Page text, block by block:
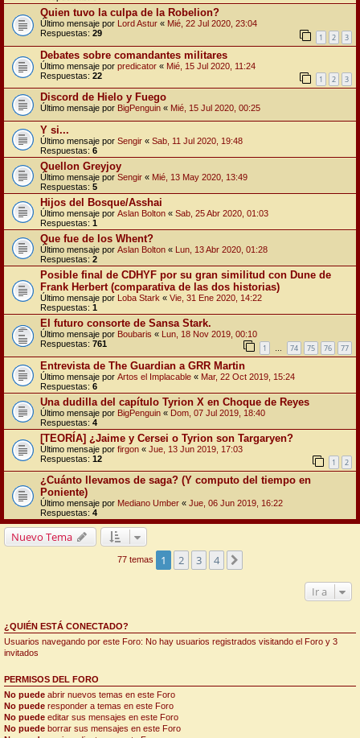
Quien tuvo la culpa de la Robelion?
Último mensaje por Lord Astur « Mié, 22 Jul 2020, 23:04
Respuestas: 29 1 2 3
Debates sobre comandantes militares
Último mensaje por predicator « Mié, 15 Jul 2020, 11:24
Respuestas: 22 1 2 3
Discord de Hielo y Fuego
Último mensaje por BigPenguin « Mié, 15 Jul 2020, 00:25
Y si...
Último mensaje por Sengir « Sab, 11 Jul 2020, 19:48
Respuestas: 6
Quellon Greyjoy
Último mensaje por Sengir « Mié, 13 May 2020, 13:49
Respuestas: 5
Hijos del Bosque/Asshai
Último mensaje por Aslan Bolton « Sab, 25 Abr 2020, 01:03
Respuestas: 1
Que fue de los Whent?
Último mensaje por Aslan Bolton «
Lun, 13 Abr 2020, 01:28
Respuestas: 2
Posible final de CDHYF por su gran similitud con Dune de
Frank Herbert (comparativa de las dos historias)
Último mensaje por Loba Stark « Vie, 31 Ene 2020, 14:22
Respuestas: 1
El futuro consorte de Sansa Stark.
Último mensaje por Boubaris «
Lun, 18 Nov 2019, 00:10
Respuestas: 761 1 … 74 75 76 77
Entrevista de The Guardian a GRR Martin
Último mensaje por Artos el Implacable « Mar, 22 Oct 2019, 15:24
Respuestas: 6
Una dudilla del capítulo Tyrion X en Choque de Reyes
Último mensaje por BigPenguin « Dom, 07 Jul 2019, 18:40
Respuestas: 4
[TEORÍA] ¿Jaime y Cersei o Tyrion son Targaryen?
Último mensaje por firgon « Jue, 13 Jun 2019, 17:03
Respuestas: 12 1 2
¿Cuánto llevamos de saga? (Y computo del tiempo en
Poniente)
Último mensaje por Mediano Umber « Jue, 06 Jun 2019, 16:22
Respuestas: 4
Nuevo Tema
77 temas 1 2 3 4
Ir a
¿QUIÉN ESTÁ CONECTADO?
Usuarios navegando por este Foro: No hay usuarios registrados visitando el Foro y 3
invitados
PERMISOS DEL FORO
No puede abrir nuevos temas en este Foro
No puede responder a temas en este Foro
No puede editar sus mensajes en este Foro
No puede borrar sus mensajes en este Foro